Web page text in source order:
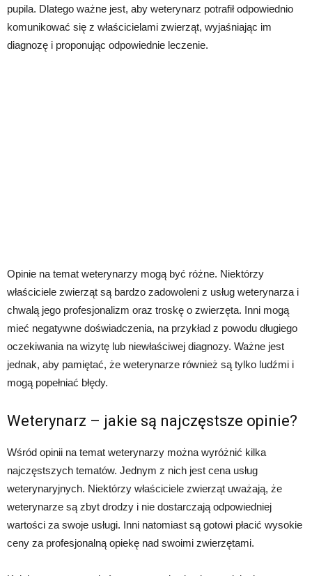
pupila. Dlatego ważne jest, aby weterynarz potrafił odpowiednio
komunikować się z właścicielami zwierząt, wyjaśniając im
diagnozę i proponując odpowiednie leczenie.
Opinie na temat weterynarzy mogą być różne. Niektórzy
właściciele zwierząt są bardzo zadowoleni z usług weterynarza i
chwalą jego profesjonalizm oraz troskę o zwierzęta. Inni mogą
mieć negatywne doświadczenia, na przykład z powodu długiego
oczekiwania na wizytę lub niewłaściwej diagnozy. Ważne jest
jednak, aby pamiętać, że weterynarze również są tylko ludźmi i
mogą popełniać błędy.
Weterynarz – jakie są najczęstsze opinie?
Wśród opinii na temat weterynarzy można wyróżnić kilka
najczęstszych tematów. Jednym z nich jest cena usług
weterynaryjnych. Niektórzy właściciele zwierząt uważają, że
weterynarze są zbyt drodzy i nie dostarczają odpowiedniej
wartości za swoje usługi. Inni natomiast są gotowi płacić wysokie
ceny za profesjonalną opiekę nad swoimi zwierzętami.